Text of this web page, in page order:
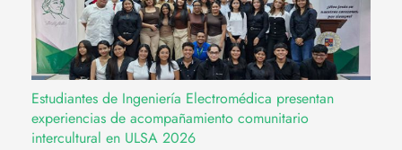
Estudiantes de Ingeniería Electromédica presentan
experiencias de acompañamiento comunitario
intercultural en ULSA 2026